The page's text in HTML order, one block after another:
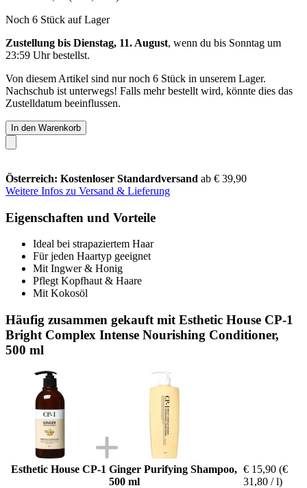
Noch 6 Stück auf Lager
Zustellung bis Dienstag, 11. August, wenn du bis Sonntag um
23:59 Uhrbestellst.
Von diesem Artikel sind nur noch 6 Stück in unserem Lager.
Nachschub ist unterwegs! Falls mehr bestellt wird, könnte dies das
Zustelldatum beeinflussen.
In den Warenkorb
Österreich: Kostenloser Standardversand ab € 39,90
Weitere Infos zu Versand & Lieferung
Eigenschaften und Vorteile
Ideal bei strapaziertem Haar
Für jeden Haartyp geeignet
Mit Ingwer & Honig
Pflegt Kopfhaut & Haare
Mit Kokosöl
Häufig zusammen gekauft mit Esthetic House CP-1
Bright Complex Intense Nourishing Conditioner,
500 ml
Esthetic House CP-1 Ginger Purifying Shampoo,
500 ml
€ 15,90 (€
31,80 / l)